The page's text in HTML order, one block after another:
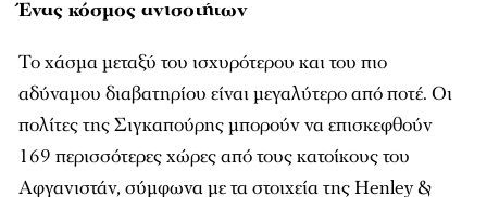
Ένας κόσμος ανισοτήτων
Το χάσμα μεταξύ του ισχυρότερου και του πιο
αδύναμου διαβατηρίου είναι μεγαλύτερο από ποτέ. Οι
πολίτες της Σιγκαπούρης μπορούν να επισκεφθούν
169 περισσότερες χώρες από τους κατοίκους του
Αφγανιστάν, σύμφωνα με τα στοιχεία της Henley &